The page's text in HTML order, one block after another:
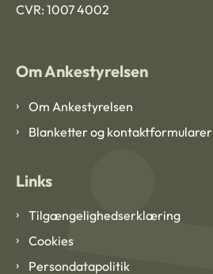
CVR: 1007 4002
Om Ankestyrelsen
Om Ankestyrelsen
Blanketter og kontaktformularer
Links
Tilgængelighedserklæring
Cookies
Persondatapolitik